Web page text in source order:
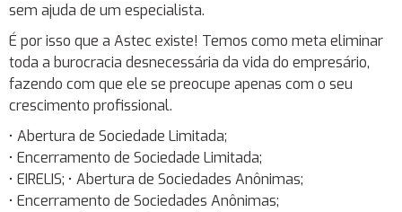
sem ajuda de um especialista.
É por isso que a Astec existe! Temos como meta eliminar
toda a burocracia desnecessária da vida do empresário,
fazendo com que ele se preocupe apenas com o seu
crescimento profissional.
• Abertura de Sociedade Limitada;
• Encerramento de Sociedade Limitada;
• EIRELIS; • Abertura de Sociedades Anônimas;
• Encerramento de Sociedades Anônimas;